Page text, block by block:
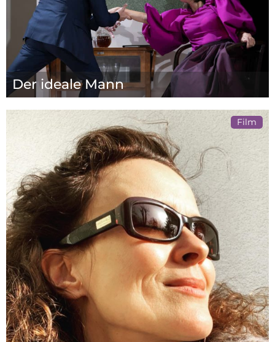
Der ideale Mann
Film